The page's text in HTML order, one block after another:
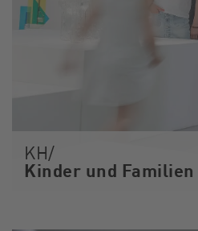
KH/
Kinder und Familien